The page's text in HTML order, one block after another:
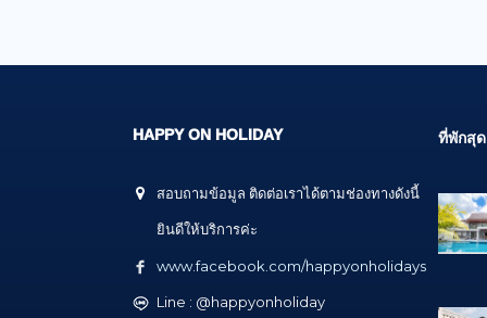
HAPPY ON HOLIDAY
สอบถามข้อมูล ติดต่อเราได้ตามช่องทางดังนี้
ยินดีให้บริการค่ะ
www.facebook.com/happyonholidays
Line : @happyonholiday
ที่พักสุด